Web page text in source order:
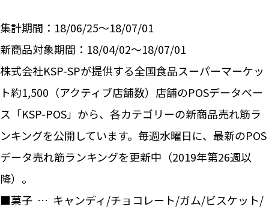
集計期間：18/06/25～18/07/01
新商品対象期間：18/04/02～18/07/01
株式会社KSP-SPが提供する全国食品スーパーマーケッ
ト約1,500（アクティブ店舗数）店舗のPOSデータベー
ス「KSP-POS」から、各カテゴリーの新商品売れ筋ラ
ンキングを公開しています。毎週水曜日に、最新のPOS
データ売れ筋ランキングを更新中（2019年第26週以
降）。
■菓子 … キャンディ/チョコレート/ガム/ビスケット/